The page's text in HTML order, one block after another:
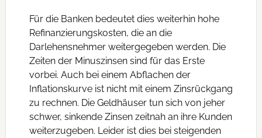
Für die Banken bedeutet dies weiterhin hohe
Refinanzierungskosten, die an die
Darlehensnehmer weitergegeben werden. Die
Zeiten der Minuszinsen sind für das Erste
vorbei. Auch bei einem Abflachen der
Inflationskurve ist nicht mit einem Zinsrückgang
zu rechnen. Die Geldhäuser tun sich von jeher
schwer, sinkende Zinsen zeitnah an ihre Kunden
weiterzugeben. Leider ist dies bei steigenden